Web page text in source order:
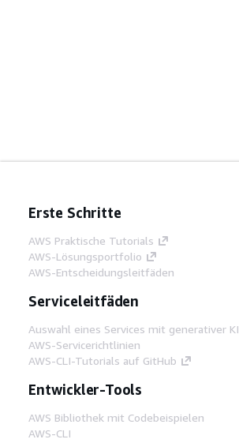
Erste Schritte
AWS Praktische Tutorials
AWS-Lösungsportfolio
AWS-Entscheidungsleitfäden
Serviceleitfäden
Auswahl eines Services mit generativer KI
AWS-Servicerichtlinien
AWS-CLI-Tutorials auf GitHub
Entwickler-Tools
AWS Bibliothek mit Codebeispielen
AWS-CLI